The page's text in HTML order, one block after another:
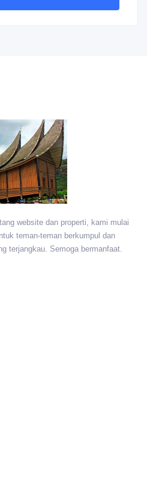
website dan properti, kami mulai
teman-teman berkumpul dan
terjangkau. Semoga bermanfaat.